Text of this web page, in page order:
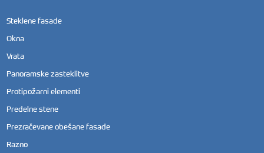
Steklene fasade
Okna
Vrata
Panoramske zasteklitve
Protipožarni elementi
Predelne stene
Prezračevane obešane fasade
Razno